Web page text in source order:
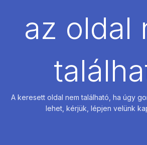
az oldal
A keresett oldal nem található, ha úgy
lehet, kérjük, lépjen velünk